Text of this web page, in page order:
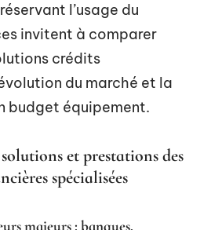
l’usage du
invitent à comparer
crédits
du marché et la
budget équipement.
et prestations des
spécialisées
majeurs : banques,